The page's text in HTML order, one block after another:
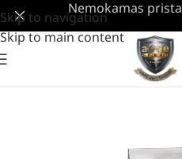
Skip to navigation
Skip to main content
Nemokamas